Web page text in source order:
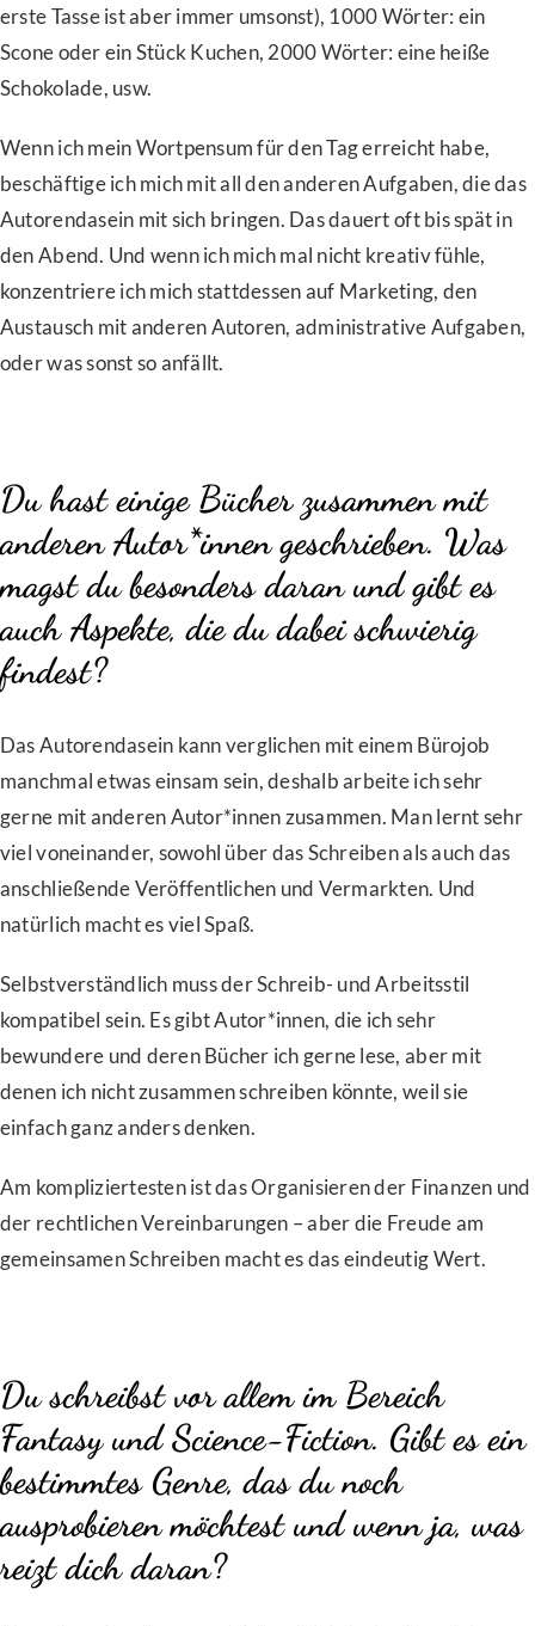
erste Tasse ist aber immer umsonst), 1000 Wörter: ein
Scone oder ein Stück Kuchen, 2000 Wörter: eine heiße
Schokolade, usw.
Wenn ich mein Wortpensum für den Tag erreicht habe,
beschäftige ich mich mit all den anderen Aufgaben, die das
Autorendasein mit sich bringen. Das dauert oft bis spät in
den Abend. Und wenn ich mich mal nicht kreativ fühle,
konzentriere ich mich stattdessen auf Marketing, den
Austausch mit anderen Autoren, administrative Aufgaben,
oder was sonst so anfällt.
Du hast einige Bücher zusammen mit
anderen Autor*innen geschrieben. Was
magst du besonders daran und gibt es
auch Aspekte, die du dabei schwierig
findest?
Das Autorendasein kann verglichen mit einem Bürojob
manchmal etwas einsam sein, deshalb arbeite ich sehr
gerne mit anderen Autor*innen zusammen. Man lernt sehr
viel voneinander, sowohl über das Schreiben als auch das
anschließende Veröffentlichen und Vermarkten. Und
natürlich macht es viel Spaß.
Selbstverständlich muss der Schreib- und Arbeitsstil
kompatibel sein. Es gibt Autor*innen, die ich sehr
bewundere und deren Bücher ich gerne lese, aber mit
denen ich nicht zusammen schreiben könnte, weil sie
einfach ganz anders denken.
Am kompliziertesten ist das Organisieren der Finanzen und
der rechtlichen Vereinbarungen – aber die Freude am
gemeinsamen Schreiben macht es das eindeutig Wert.
Du schreibst vor allem im Bereich
Fantasy und Science-Fiction. Gibt es ein
bestimmtes Genre, das du noch
ausprobieren möchtest und wenn ja, was
reizt dich daran?